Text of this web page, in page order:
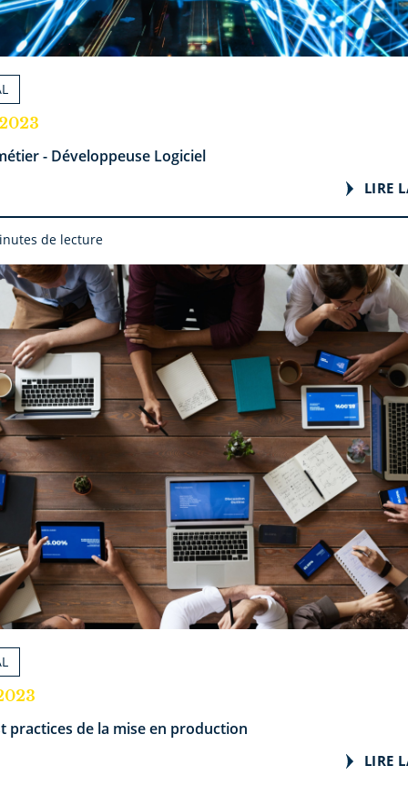
- Développeuse Logiciel
LIRE
de lecture
practices de la mise en production
LIRE